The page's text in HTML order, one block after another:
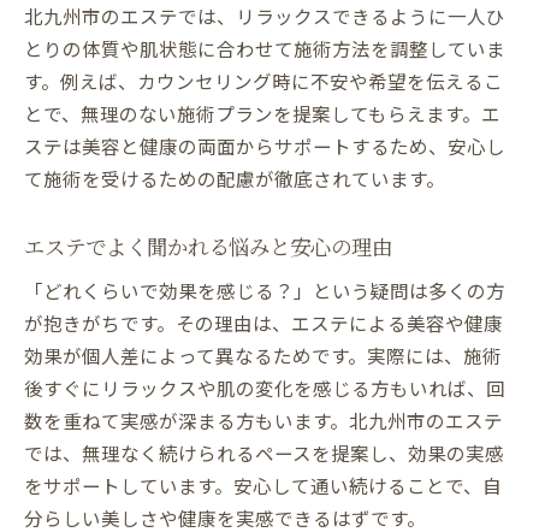
エステの衛生対策と安全性の確認方法
エステQ&Aで安心感を得るコツを紹介
エステ初体験時のよくある質問と答え
エステでよく聞かれる質問と安心の答え
エステの質問とその答えを徹底解説
初心者が抱きやすいエステの疑問とは
エステ利用時の気になるポイントを解説
エステのよくある質問と安心サポート
エステ体験前に知っておきたい基礎知識
エステ選びの悩みをQ&Aで一挙解決
エステ選びで重視すべきポイントとは
自分に合うエステの探し方と比較方法
エステ選びの疑問や悩みをQ&Aで解説
北九州市のエステでは、リラックスできるように一人ひ
とりの体質や肌状態に合わせて施術方法を調整していま
す。例えば、カウンセリング時に不安や希望を伝えるこ
とで、無理のない施術プランを提案してもらえます。エ
ステは美容と健康の両面からサポートするため、安心し
て施術を受けるための配慮が徹底されています。
エステでよく聞かれる悩みと安心の理由
「どれくらいで効果を感じる？」という疑問は多くの方
が抱きがちです。その理由は、エステによる美容や健康
効果が個人差によって異なるためです。実際には、施術
後すぐにリラックスや肌の変化を感じる方もいれば、回
数を重ねて実感が深まる方もいます。北九州市のエステ
では、無理なく続けられるペースを提案し、効果の実感
をサポートしています。安心して通い続けることで、自
分らしい美しさや健康を実感できるはずです。